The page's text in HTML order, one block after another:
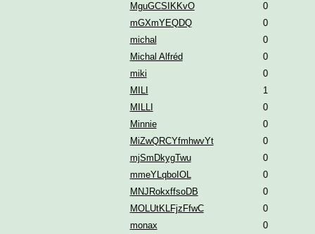
MguGCSIKKvO
0
mGXmYEQDQ
0
michal
0
Michal Alfréd
0
miki
0
MILI
1
MILLI
0
Minnie
0
MiZwQRCYfmhwvYt
0
mjSmDkygTwu
0
mmeYLqboIOL
0
MNJRokxffsoDB
0
MOLUtKLFjzFfwC
0
monax
0